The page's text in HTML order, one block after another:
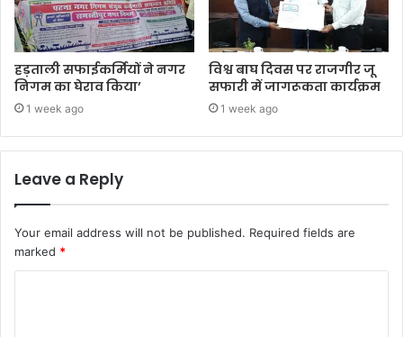
हड़ताली सफाईकर्मियों ने नगर
निगम का घेराव किया’
1 week ago
विश्व बाघ दिवस पर राजगीर जू
सफारी में जागरूकता कार्यक्रम
1 week ago
Leave a Reply
Your email address will not be published. Required fields are
marked *